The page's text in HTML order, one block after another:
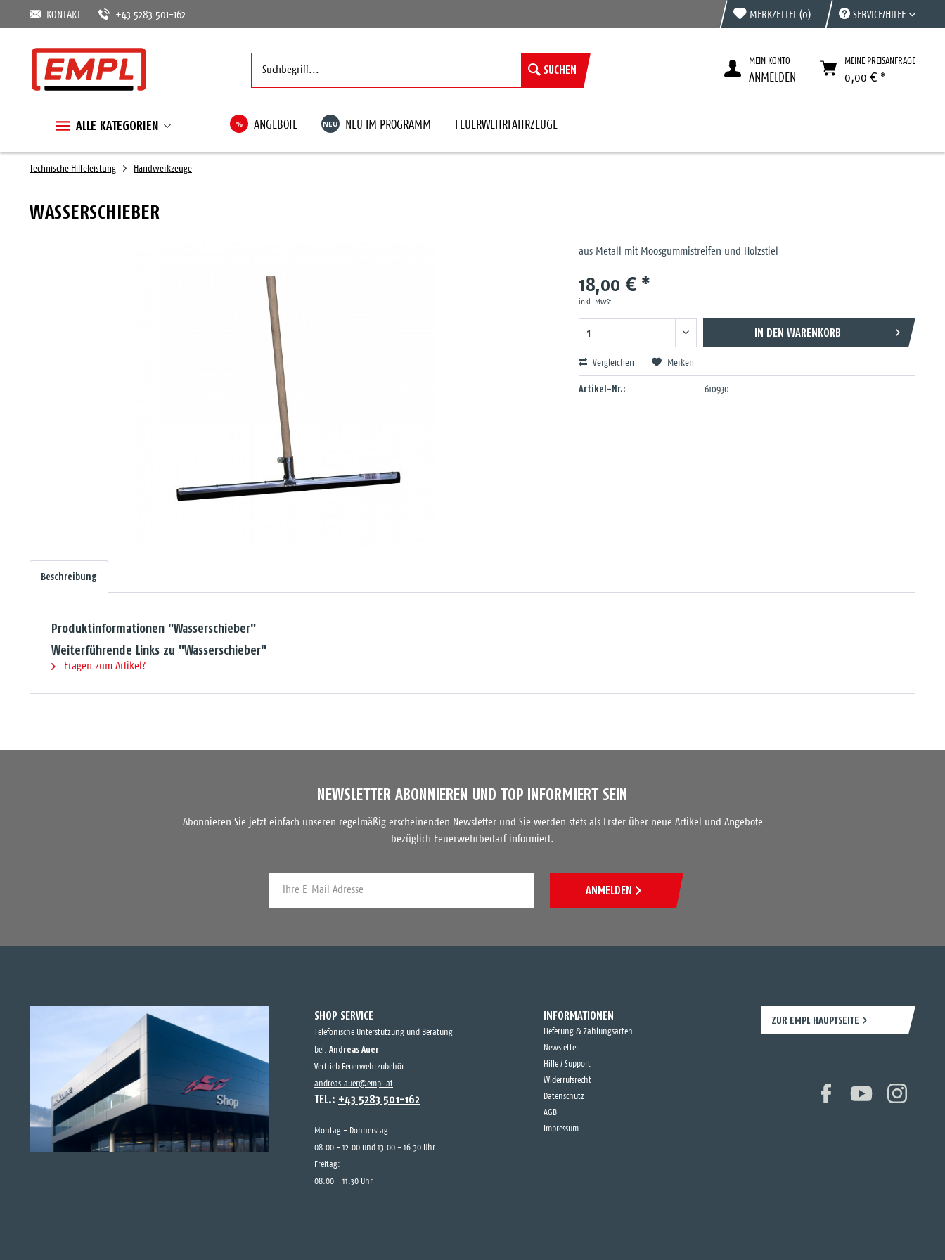
KONTAKT +43 5283 501-162 MERKZETTEL (0) SERVICE/HILFE
SUCHEN
MEIN KONTO
ANMELDEN
MEINE PREISANFRAGE
0,00 € *
ALLE KATEGORIEN % ANGEBOTE NEU NEU IM PROGRAMM FEUERWEHRFAHRZEUGE
Technische Hilfeleistung Handwerkzeuge
WASSERSCHIEBER
aus Metall mit Moosgummistreifen und Holzstiel
18,00 € *
inkl. MwSt.
IN DEN WARENKORB
Vergleichen Merken
Artikel-Nr.: 610930
Beschreibung
Produktinformationen "Wasserschieber"
Weiterführende Links zu "Wasserschieber"
Fragen zum Artikel?
NEWSLETTER ABONNIEREN UND TOP INFORMIERT SEIN
Abonnieren Sie jetzt einfach unseren regelmäßig erscheinenden Newsletter und Sie werden stets als Erster über neue Artikel und Angebote
bezüglich Feuerwehrbedarf informiert.
ANMELDEN
SHOP SERVICE
Telefonische Unterstützung und Beratung
bei: Andreas Auer
Vertrieb Feuerwehrzubehör
andreas.auer@empl.at
TEL.: +43 5283 501-162
Montag - Donnerstag:
08.00 - 12.00 und 13.00 - 16.30 Uhr
Freitag:
08.00 - 11.30 Uhr
INFORMATIONEN
Lieferung & Zahlungsarten
Newsletter
Hilfe / Support
Widerrufsrecht
Datenschutz
AGB
Impressum
ZUR EMPL HAUPTSEITE